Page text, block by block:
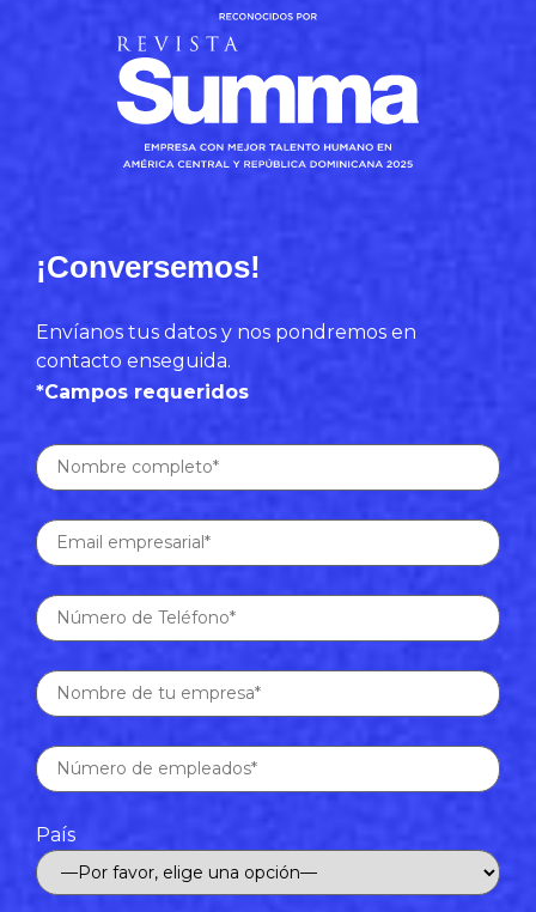
¡Conversemos!
Envíanos tus datos y nos pondremos en
contacto enseguida.
*Campos requeridos
País